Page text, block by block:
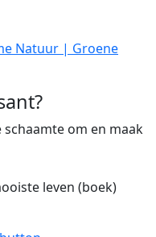
Natuur | Groene
om en maak
leven (boek)